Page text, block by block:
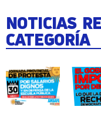
NOTICIAS
CATEGORÍA